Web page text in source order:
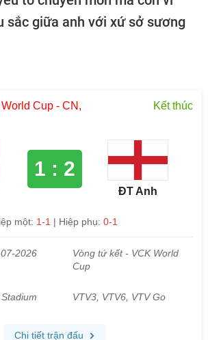
sắc giữa anh với xứ sở sương